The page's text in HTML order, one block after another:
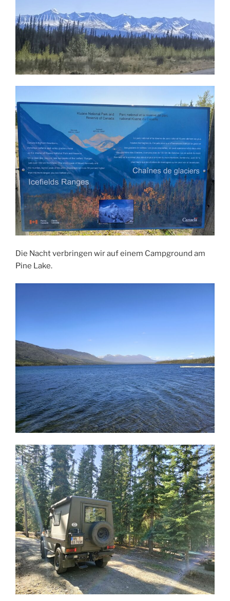
Die Nacht verbringen wir auf einem Campground am
Pine Lake.